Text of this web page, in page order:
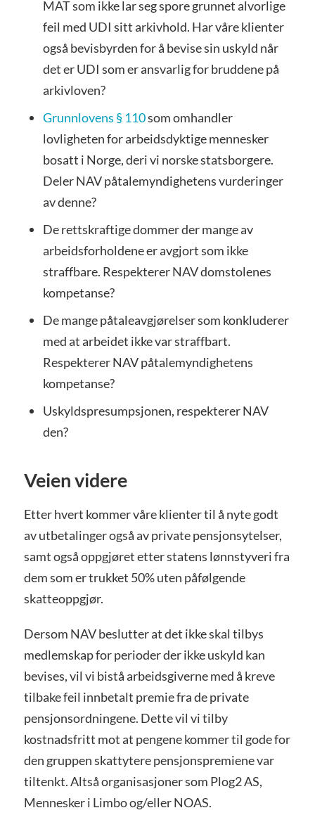
MAT som ikke lar seg spore grunnet alvorlige
feil med UDI sitt arkivhold. Har våre klienter
også bevisbyrden for å bevise sin uskyld når
det er UDI som er ansvarlig for bruddene på
arkivloven?
Grunnlovens § 110som omhandler
lovligheten for arbeidsdyktige mennesker
bosatt i Norge, deri vi norske statsborgere.
Deler NAV påtalemyndighetens vurderinger
av denne?
De rettskraftige dommer der mange av
arbeidsforholdene er avgjort som ikke
straffbare. Respekterer NAV domstolenes
kompetanse?
De mange påtaleavgjørelser som konkluderer
med at arbeidet ikke var straffbart.
Respekterer NAV påtalemyndighetens
kompetanse?
Uskyldspresumpsjonen, respekterer NAV
den?
Veien videre
Etter hvert kommer våre klienter til å nyte godt
av utbetalinger også av private pensjonsytelser,
samt også oppgjøret etter statens lønnstyveri fra
dem som er trukket 50% uten påfølgende
skatteoppgjør.
Dersom NAV beslutter at det ikke skal tilbys
medlemskap for perioder der ikke uskyld kan
bevises, vil vi bistå arbeidsgiverne med å kreve
tilbake feil innbetalt premie fra de private
pensjonsordningene. Dette vil vi tilby
kostnadsfritt mot at pengene kommer til gode for
den gruppen skattytere pensjonspremiene var
tiltenkt. Altså organisasjoner som Plog2 AS,
Mennesker i Limbo og/eller NOAS.